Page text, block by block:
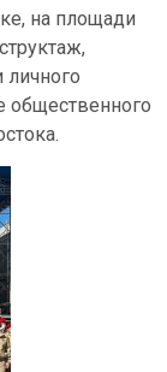
на площади
личного
общественного